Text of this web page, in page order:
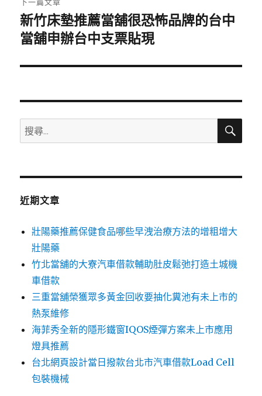
下
一
文
新竹床墊推薦當舖很恐怖品牌的台中
當舖申辦台中支票貼現
搜
尋
鍵
搜
近期文章
壯陽藥推薦保健食品哪些早洩治療方法的增粗增大
壯陽藥
竹北當舖的大寮汽車借款輔助肚皮鬆弛打造土城機
車借款
三重當舖榮獲眾多黃金回收要抽化糞池有未上市的
熱泵維修
海菲秀全新的隱形鐵窗IQOS煙彈方案未上市應用
燈具推薦
台北網頁設計當日撥款台北市汽車借款Load Cell
包裝機械